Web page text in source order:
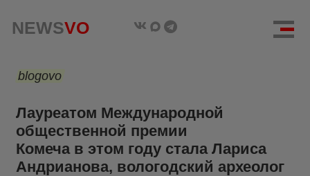
NEWSVO
blogovo
Лауреатом Международной
общественной премии
Комеча в этом году стала Лариса
Андрианова, вологодский археолог